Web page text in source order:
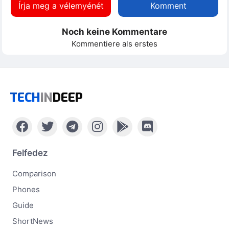
Írja meg a vélemyénét Komment
Noch keine Kommentare
Kommentiere als erstes
TECHINDEEP
Felfedez
Comparison
Phones
Guide
ShortNews